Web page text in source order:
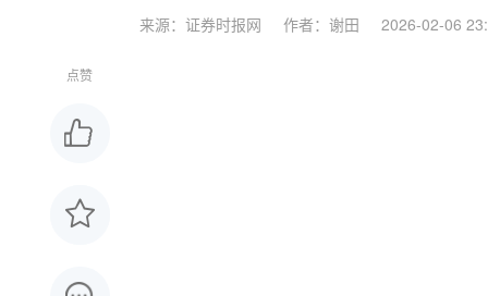
来源：证券时报网 作者：谢田 2026-02-06
点赞